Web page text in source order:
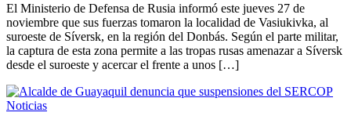
El Ministerio de Defensa de Rusia informó este jueves 27 de
noviembre que sus fuerzas tomaron la localidad de Vasiukivka, al
suroeste de Síversk, en la región del Donbás. Según el parte militar,
la captura de esta zona permite a las tropas rusas amenazar a Síversk
desde el suroeste y acercar el frente a unos […]
Noticias